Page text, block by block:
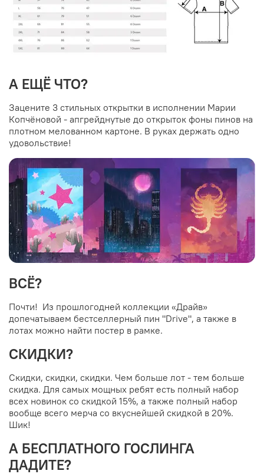
А ЕЩЁ ЧТО?
Зацените 3 стильных открытки в исполнении Марии
Копчёновой - апгрейднутые до открыток фоны пинов на
плотном мелованном картоне. В руках держать одно
удовольствие!
ВСЁ?
Почти! Из прошлогодней коллекции «Драйв»
допечатываем бестселлерный пин "Drive", а также в
лотах можно найти постер в рамке.
СКИДКИ?
Скидки, скидки, скидки. Чем больше лот - тем больше
скидка. Для самых мощных ребят есть полный набор
всех новинок со скидкой 15%, а также полный набор
вообще всего мерча со вкуснейшей скидкой в 20%.
Шик!
А БЕСПЛАТНОГО ГОСЛИНГА
ДАДИТЕ?